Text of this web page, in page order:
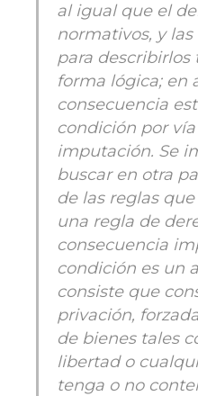
al igual que el
normativos, y
para
forma lógica; en
consecuencia
condición por
imputación. Se
buscar en otra
de las reglas
una regla de
consecuencia
condición es un
consiste que
privación,
de bienes tales
libertad o
tenga o no